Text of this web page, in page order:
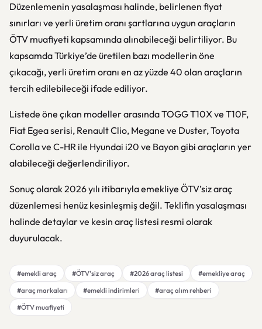
Düzenlemenin yasalaşması halinde, belirlenen fiyat
sınırları ve yerli üretim oranı şartlarına uygun araçların
ÖTV muafiyeti kapsamında alınabileceği belirtiliyor. Bu
kapsamda Türkiye’de üretilen bazı modellerin öne
çıkacağı, yerli üretim oranı en az yüzde 40 olan araçların
tercih edilebileceği ifade ediliyor.
Listede öne çıkan modeller arasında TOGG T10X ve T10F,
Fiat Egea serisi, Renault Clio, Megane ve Duster, Toyota
Corolla ve C-HR ile Hyundai i20 ve Bayon gibi araçların yer
alabileceği değerlendiriliyor.
Sonuç olarak 2026 yılı itibarıyla emekliye ÖTV’siz araç
düzenlemesi henüz kesinleşmiş değil. Teklifin yasalaşması
halinde detaylar ve kesin araç listesi resmi olarak
duyurulacak.
#emekli araç #ÖTV'siz araç #2026 araç listesi
#emekliye araç
#araç markaları
#emekli indirimleri
#araç alım rehberi
#ÖTV muafiyeti